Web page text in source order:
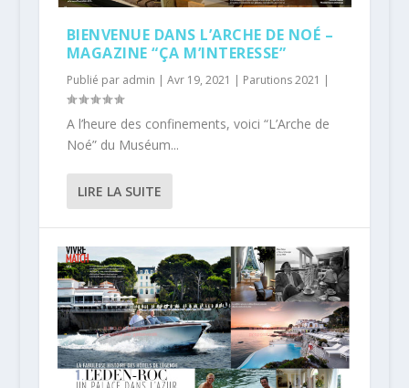
BIENVENUE DANS L’ARCHE DE NOÉ –
MAGAZINE “ÇA M’INTERESSE”
Publié par admin | Avr 19, 2021 | Parutions 2021 |
A l’heure des confinements, voici “L’Arche de
Noé” du Muséum...
LIRE LA SUITE